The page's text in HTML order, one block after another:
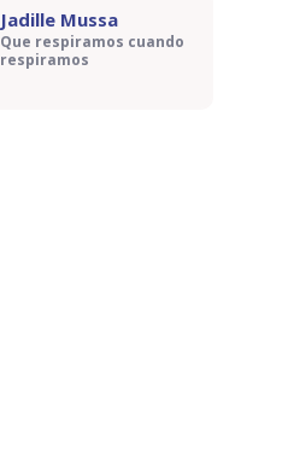
Jadille Mussa
Que respiramos cuando
respiramos